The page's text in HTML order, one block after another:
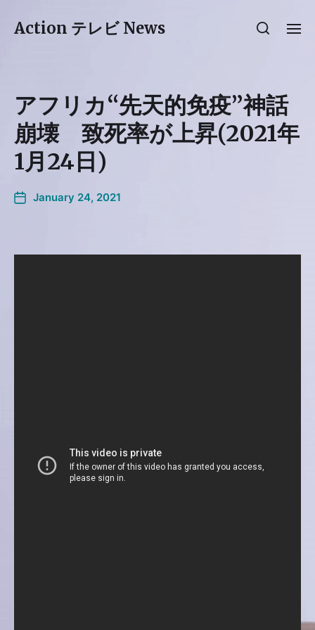
Action テレビ News
アフリカ“先天的免疫”神話
崩壊 致死率が上昇(2021年
1月24日)
January 24, 2021